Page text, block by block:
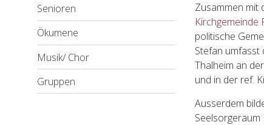
Zusammen mit
Kirchgemeinde
politische
Stefan umfasst
Thalheim an
und in der ref.
Ausserdem
Seelsorgeraum
Senioren
Ökumene
Musik/ Chor
Gruppen